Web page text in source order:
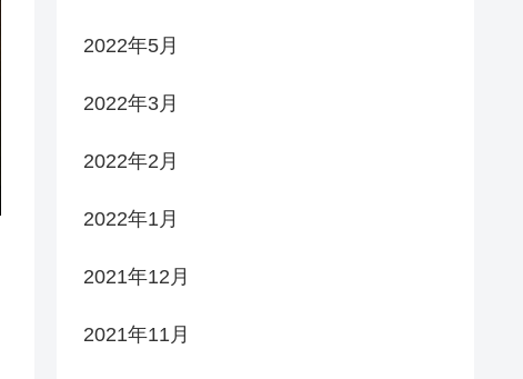
2022年5月
2022年3月
2022年2月
2022年1月
2021年12月
2021年11月